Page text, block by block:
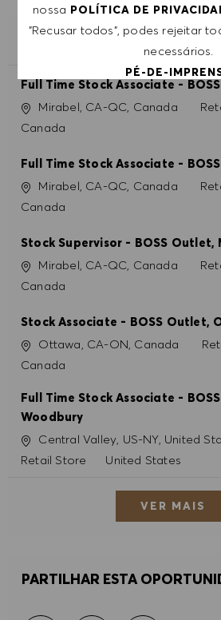
nossa POLÍTICA DE
"Recusar todos", podes rejeitar
necessários.
PÉ-DE-
PREFERÊNCIAS DE
RECUSAR
EMPREGOS SEMELHANTES
Full Time Stock Associate -
Localização
Mirabel, CA-QC, Canada
Canada
Full Time Stock Associate -
Localização
Mirabel, CA-QC, Canada
Canada
Stock Supervisor - BOSS Outlet,
Localização
Mirabel, CA-QC, Canada
Canada
Stock Associate - BOSS Outlet,
Localização
Ottawa, CA-ON, Canada
Canada
Full Time Stock Associate -
Woodbury
Localização
Central Valley, US-NY, United
Categoria
Retail Store United States
VER MAIS
PARTILHAR ESTA